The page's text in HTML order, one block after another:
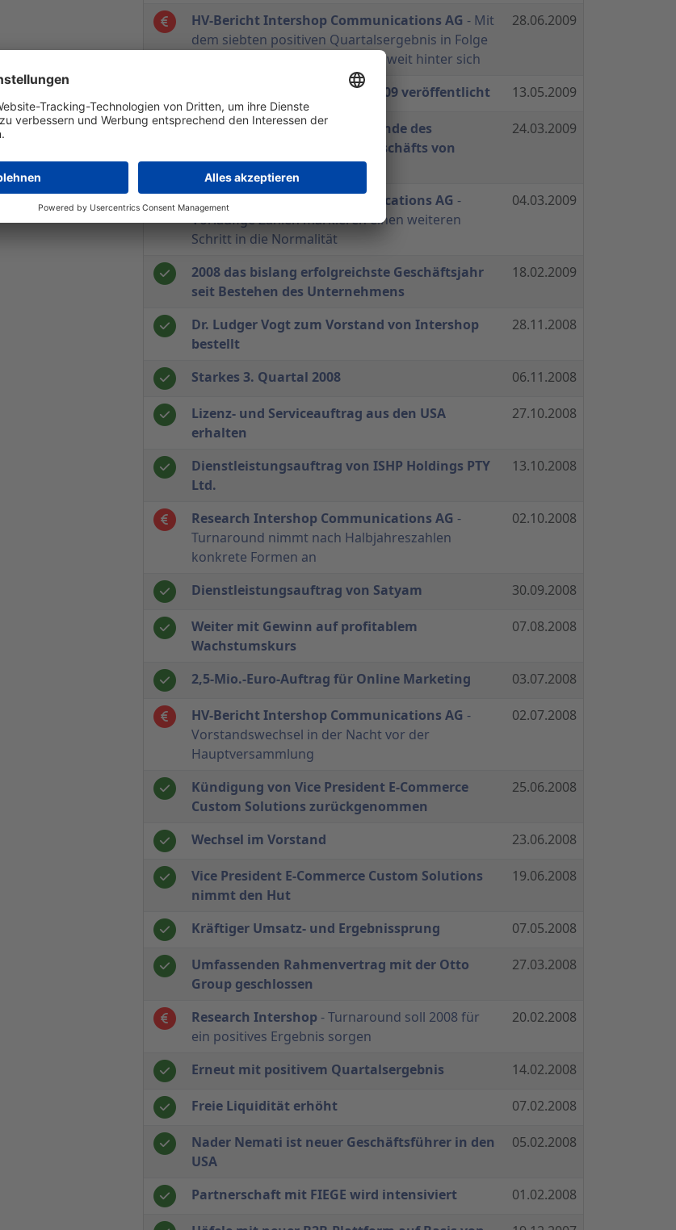
HV-Bericht Intershop Communications AG - Mit
dem siebten positiven Quartalsergebnis in Folge
lässt man die turbulenten Jahre weit hinter sich
28.06.2009
Zahlen zum ersten Quartal 2009 veröffentlicht 13.05.2009
Mexx Direct als erster Großkunde des
gemeinsamen Full-Service-Geschäfts von
Intershop und Fiege-PVS
24.03.2009
Research Intershop Communications AG -
Vorläufige Zahlen markieren einen weiteren
Schritt in die Normalität
04.03.2009
2008 das bislang erfolgreichste Geschäftsjahr
seit Bestehen des Unternehmens
18.02.2009
Dr. Ludger Vogt zum Vorstand von Intershop
bestellt
28.11.2008
Starkes 3. Quartal 2008 06.11.2008
Lizenz- und Serviceauftrag aus den USA
erhalten
27.10.2008
Dienstleistungsauftrag von ISHP Holdings PTY
Ltd.
13.10.2008
Research Intershop Communications AG -
Turnaround nimmt nach Halbjahreszahlen
konkrete Formen an
02.10.2008
Dienstleistungsauftrag von Satyam 30.09.2008
Weiter mit Gewinn auf profitablem
Wachstumskurs
07.08.2008
2,5-Mio.-Euro-Auftrag für Online Marketing 03.07.2008
HV-Bericht Intershop Communications AG -
Vorstandswechsel in der Nacht vor der
Hauptversammlung
02.07.2008
Kündigung von Vice President E-Commerce
Custom Solutions zurückgenommen
25.06.2008
Wechsel im Vorstand 23.06.2008
Vice President E-Commerce Custom Solutions
nimmt den Hut
19.06.2008
Kräftiger Umsatz- und Ergebnissprung 07.05.2008
Umfassenden Rahmenvertrag mit der Otto
Group geschlossen
27.03.2008
Research Intershop- Turnaround soll 2008 für
ein positives Ergebnis sorgen
20.02.2008
Erneut mit positivem Quartalsergebnis 14.02.2008
Freie Liquidität erhöht 07.02.2008
Nader Nemati ist neuer Geschäftsführer in den
USA
05.02.2008
Partnerschaft mit FIEGE wird intensiviert 01.02.2008